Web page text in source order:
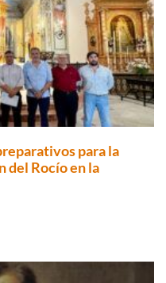
para la
del Rocío en la